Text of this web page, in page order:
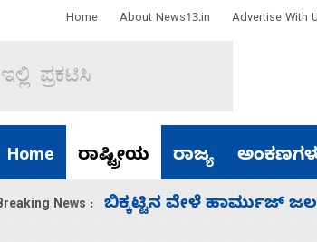
Home About News13.in Advertise With
Home ರಾಷ್ಟ್ರೀಯ ರಾಜ್ಯ
News :
ಭಾರತ ನಾಗೇಂದ್ರ ರಾಜೀನಾಮೆ